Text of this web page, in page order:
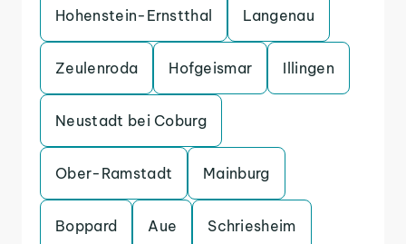
Hohenstein-Ernstthal Langenau
Zeulenroda Hofgeismar Illingen
Neustadt bei Coburg
Ober-Ramstadt Mainburg
Boppard Aue Schriesheim